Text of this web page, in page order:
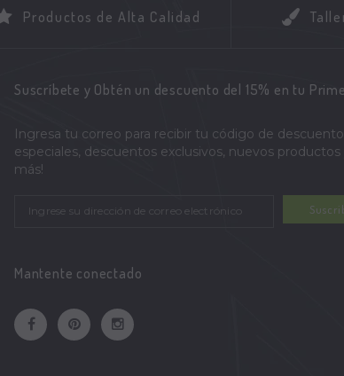
Productos de Alta Calidad
Suscríbete y Obtén un descuento del 15% en tu
Ingresa tu correo para recibir tu código de
especiales, descuentos exclusivos, nuevos
más!
Mantente conectado